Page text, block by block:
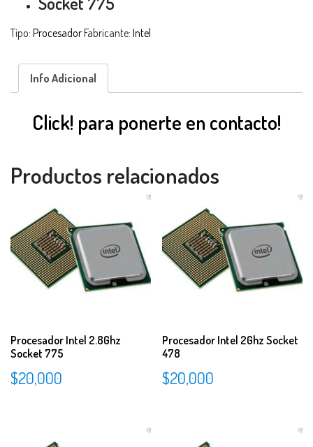
Tipo: ProcesadorFabricante: Intel
Info Adicional
Click! para ponerte en contacto!
Productos relacionados
Procesador Intel 2.8Ghz
Socket 775
$20,000
Procesador Intel 2Ghz Socket
478
$20,000